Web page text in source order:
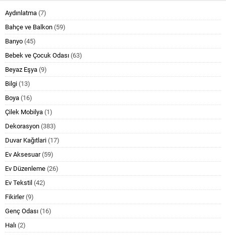
Aydınlatma (7)
Bahçe ve Balkon (59)
Banyo (45)
Bebek ve Çocuk Odası (63)
Beyaz Eşya (9)
Bilgi (13)
Boya (16)
Çilek Mobilya (1)
Dekorasyon (383)
Duvar Kağıtlari (17)
Ev Aksesuar(59)
Ev Düzenleme (26)
Ev Tekstil (42)
Fikirler(9)
Genç Odası (16)
Halı (2)